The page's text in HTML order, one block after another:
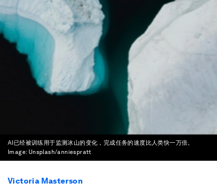
AI已经被训练用于监测冰山的变化，完成任务的速度比人类快一万倍。
Image: Unsplash/anniespratt
Victoria Masterson